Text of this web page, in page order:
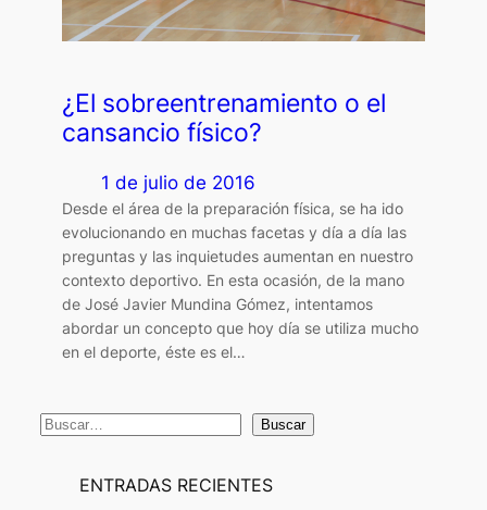
¿El sobreentrenamiento o el
cansancio físico?
1 de julio de 2016
Desde el área de la preparación física, se ha ido
evolucionando en muchas facetas y día a día las
preguntas y las inquietudes aumentan en nuestro
contexto deportivo. En esta ocasión, de la mano
de José Javier Mundina Gómez, intentamos
abordar un concepto que hoy día se utiliza mucho
en el deporte, éste es el…
B
Buscar
ENTRADAS RECIENTES